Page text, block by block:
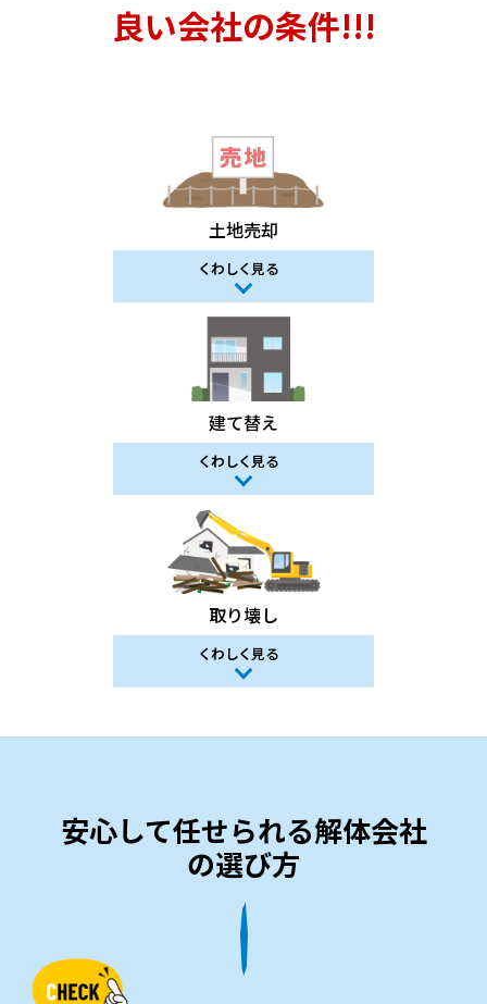
良い会社の条件!!!
土地売却
くわしく見る
建て替え
くわしく見る
取り壊し
くわしく見る
安心して任せられる解体会社
の選び方